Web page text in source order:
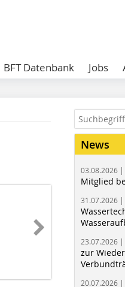
BFT Datenbank Jobs
News
03.08.2026 |
Mitglied
31.07.2026 |
23.07.2026 |
zur
20.07.2026 |